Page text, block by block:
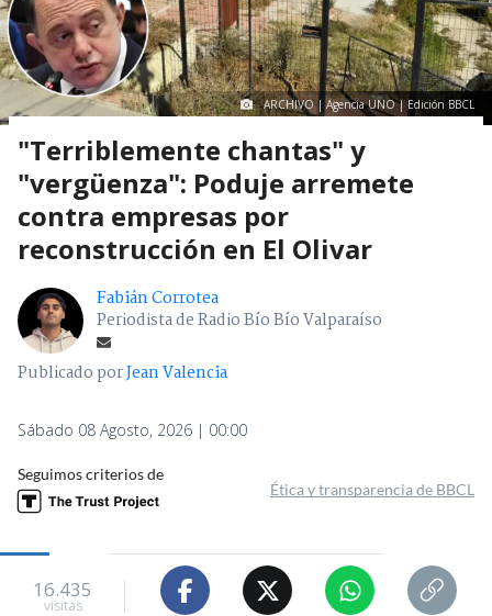
ARCHIVO | Agencia UNO | Edición BBCL
"Terriblemente chantas" y
"vergüenza": Poduje arremete
contra empresas por
reconstrucción en El Olivar
Fabián Corrotea
Periodista de Radio Bío Bío Valparaíso
Publicado porJean Valencia
Sábado 08 Agosto, 2026 | 00:00
Seguimos criterios de
Ética y transparencia de BBCL
16.435
visitas